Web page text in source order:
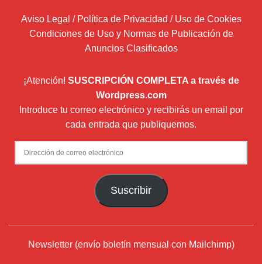
Aviso Legal / Política de Privacidad / Uso de Cookies
Condiciones de Uso y Normas de Publicación de
Anuncios Clasificados
¡Atención! SUSCRIPCIÓN COMPLETA a través de
Wordpress.com
Introduce tu correo electrónico y recibirás un email por
cada entrada que publiquemos.
Dirección
de
Suscribir
Newsletter (envío boletín mensual con Mailchimp)